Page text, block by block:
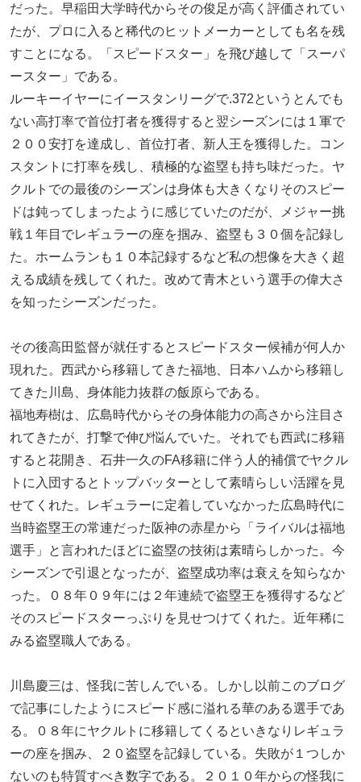
だった。早稲田大学時代からその俊足が高く評価されてい
たが、プロに入ると稀代のヒットメーカーとしても名を残
すことになる。「スピードスター」を飛び越して「スーパ
ースター」である。
ルーキーイヤーにイースタンリーグで.372というとんでも
ない高打率で首位打者を獲得すると翌シーズンには１軍で
２００安打を達成し、首位打者、新人王を獲得した。コン
スタントに打率を残し、積極的な盗塁も持ち味だった。ヤ
クルトでの最後のシーズンは身体も大きくなりそのスピー
ドは鈍ってしまったように感じていたのだが、メジャー挑
戦１年目でレギュラーの座を掴み、盗塁も３０個を記録し
た。ホームランも１０本記録するなど私の想像を大きく超
える成績を残してくれた。改めて青木という選手の偉大さ
を知ったシーズンだった。
その後高田監督が就任するとスピードスター候補が何人か
現れた。西武から移籍してきた福地、日本ハムから移籍し
てきた川島、身体能力抜群の飯原らである。
福地寿樹は、広島時代からその身体能力の高さから注目さ
れてきたが、打撃で伸び悩んでいた。それでも西武に移籍
すると花開き、石井一久のFA移籍に伴う人的補償でヤクル
トに入団するとトップバッターとして素晴らしい活躍を見
せてくれた。レギュラーに定着していなかった広島時代に
当時盗塁王の常連だった阪神の赤星から「ライバルは福地
選手」と言われたほどに盗塁の技術は素晴らしかった。今
シーズンで引退となったが、盗塁成功率は衰えを知らなか
った。０８年０９年には２年連続で盗塁王を獲得するなど
そのスピードスターっぷりを見せつけてくれた。近年稀に
みる盗塁職人である。
川島慶三は、怪我に苦しんでいる。しかし以前このブログ
で記事にしたようにスピード感に溢れる華のある選手であ
る。０８年にヤクルトに移籍してくるといきなりレギュラ
ーの座を掴み、２０盗塁を記録している。失敗が１つしか
ないのも特質すべき数字である。２０１０年からの怪我に